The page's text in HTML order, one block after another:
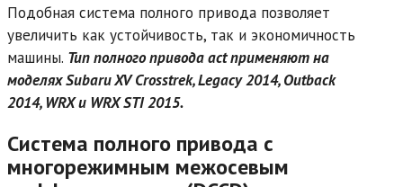
Подобная система полного привода позволяет
увеличить как устойчивость, так и экономичность
машины. Тип полного привода act применяют на
моделях Subaru XV Crosstrek, Legacy 2014, Outback
2014, WRX и WRX STI 2015.
Система полного привода с
многорежимным межосевым